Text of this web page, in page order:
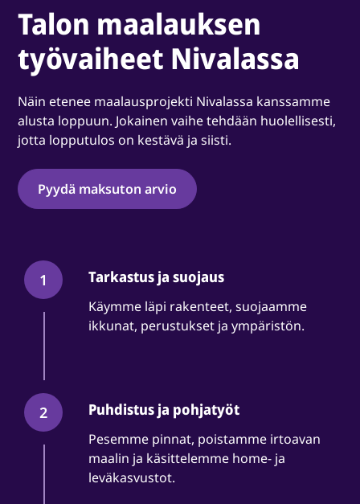
Talon maalauksen
työvaiheet Nivalassa
Näin etenee maalausprojekti Nivalassa kanssamme
alusta loppuun. Jokainen vaihe tehdään huolellisesti,
jotta lopputulos on kestävä ja siisti.
Pyydä maksuton arvio
1 Tarkastus ja suojaus
Käymme läpi rakenteet, suojaamme
ikkunat, perustukset ja ympäristön.
2 Puhdistus ja pohjatyöt
Pesemme pinnat, poistamme irtoavan
maalin ja käsittelemme home- ja
leväkasvustot.